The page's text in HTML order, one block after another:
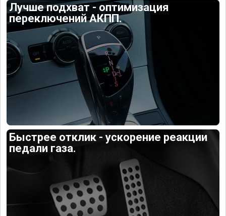
Лучше подхват - оптимизация
переключений АКПП.
Быстрее отклик - ускорение реакции
педали газа.